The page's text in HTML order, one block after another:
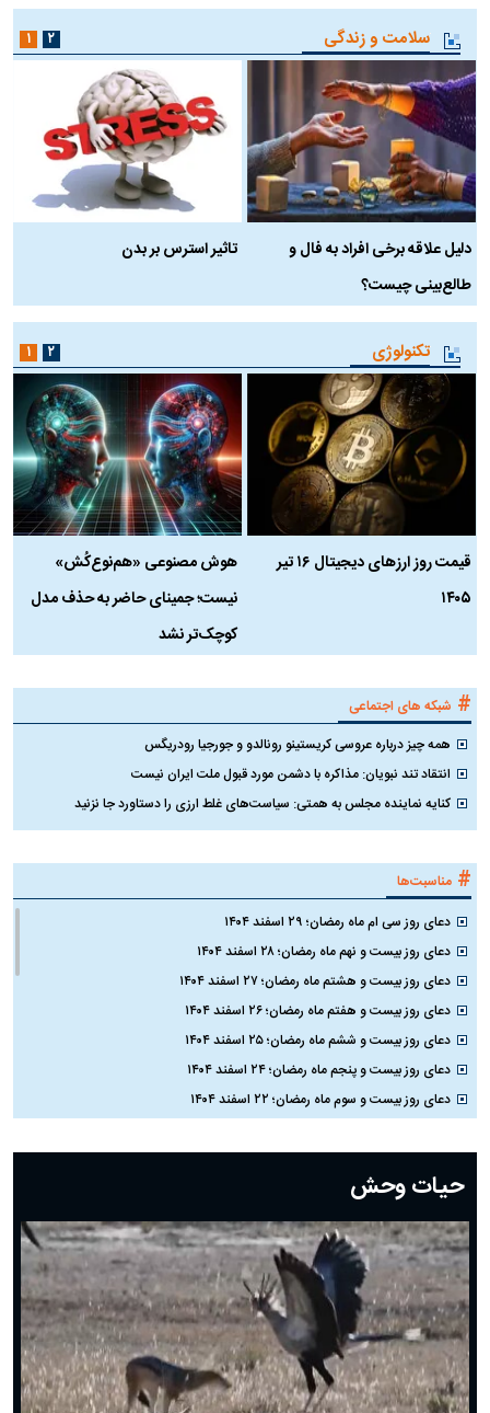
سلامت و زندگی
دلیل علاقه برخی افراد به فال و
طالع‌بینی چیست؟
تاثیر استرس بر بدن
۱ ۲
تکنولوژی
قیمت روز ارز‌های دیجیتال ۱۶ تیر
۱۴۰۵
هوش مصنوعی «هم‌نوع‌کُش»
نیست؛ جمینای حاضر به حذف مدل
کوچک‌تر نشد
۱ ۲
# شبکه های اجتماعی
همه چیز درباره عروسی کریستینو رونالدو و جورجیا رودریگس
انتقاد تند نبویان: مذاکره با دشمن مورد قبول ملت ایران نیست
کنایه نماینده مجلس به همتی: سیاست‌های غلط ارزی را دستاورد جا نزنید
# مناسبت‌ها
دعای روز سی ام ماه رمضان؛ ۲۹ اسفند ۱۴۰۴
دعای روز بیست و نهم ماه رمضان؛ ۲۸ اسفند ۱۴۰۴
دعای روز بیست و هشتم ماه رمضان؛ ۲۷ اسفند ۱۴۰۴
دعای روز بیست و هفتم ماه رمضان؛ ۲۶ اسفند ۱۴۰۴
دعای روز بیست و ششم ماه رمضان؛ ۲۵ اسفند ۱۴۰۴
دعای روز بیست و پنجم ماه رمضان؛ ۲۴ اسفند ۱۴۰۴
دعای روز بیست و سوم ماه رمضان؛ ۲۲ اسفند ۱۴۰۴
دعای روز بیستم ماه رمضان؛ ۱۹ اسفند ۱۴۰۴
دعای روز هشتم ماه مبارک رمضان؛ ۷ اسفند ماه ۱۴۰۴
دعای روز هفتم ماه رمضان؛ ۶ اسفند ۱۴۰۴
دعای روز ششم ماه رمضان؛ ۵ اسفند ۱۴۰۴
دعای روز پنجم ماه رمضان؛ ۴ اسفند ۱۴۰۴
دعای روز چهارم ماه مبارک رمضان؛ ۳ اسفند ۱۴۰۴
دعای روز سوم ماه مبارک رمضان؛ ۱۴ اسفند ۱۴۰۴
دعای روز دوم ماه مبارک رمضان ۱ اسفند ماه ۱۴۰۴
دعای روز اول ماه مبارک رمضان، ۳۰ بهمن ۱۴۰۴
حیات وحش